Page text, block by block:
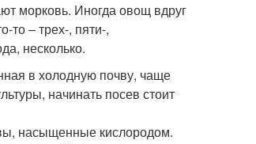
морковь. Иногда овощ вдруг
то – трех-, пяти-,
несколько.
в холодную почву, чаще
начинать посев стоит
насыщенные кислородом.